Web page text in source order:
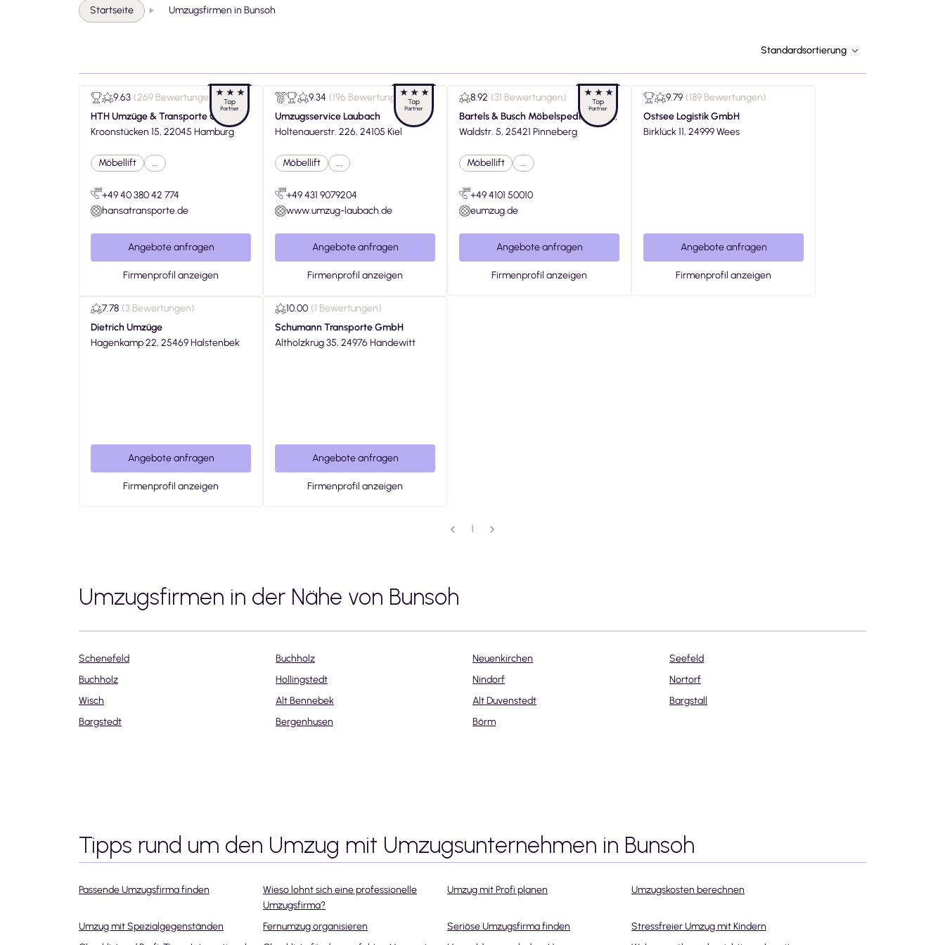
Startseite Umzugsfirmen in Bunsoh
Standardsortierung
9.63 (269 Bewertungen
)
HTH Umzüge & Transporte GmbH
Kroonstücken 15, 22045 Hamburg
Möbellift ...
+49 40 380 42 774
hansatransporte.de
Angebote anfragen
Firmenprofil anzeigen
9.34 (196 Bewertungen)
Umzugsservice Laubach
Holtenauerstr. 226, 24105 Kiel
Möbellift ...
+49 431 9079204
www.umzug-laubach.de
Angebote anfragen
Firmenprofil anzeigen
8.92 (31 Bewertungen)
Bartels & Busch Möbelspedition zu H
olstein GmbH
Waldstr. 5, 25421 Pinneberg
Möbellift ...
+49 4101 50010
eumzug.de
Angebote anfragen
Firmenprofil anzeigen
9.79 (189 Bewertungen)
Ostsee Logistik GmbH
Birklück 11, 24999 Wees
Angebote anfragen
Firmenprofil anzeigen
7.78 (3 Bewertungen)
Dietrich Umzüge
Hagenkamp 22, 25469 Halstenbek
Angebote anfragen
Firmenprofil anzeigen
10.00 (1 Bewertungen)
Schumann Transporte GmbH
Altholzkrug 35, 24976 Handewitt
Angebote anfragen
Firmenprofil anzeigen
1
Umzugsfirmen in der Nähe von Bunsoh
Schenefeld Buchholz Neuenkirchen
Seefeld
Buchholz
Hollingstedt Nindorf
Nortorf
Wisch
Alt Bennebek Alt Duvenstedt
Bargstall
Bargstedt
Bergenhusen Börm
Tipps rund um den Umzug mit Umzugsunternehmen in Bunsoh
Passende Umzugsfirma finden
Wieso lohnt sich eine professionelle
Umzugsfirma?
Umzug mit Profi planen Umzugskosten berechnen
Umzug mit Spezialgegenständen Fernumzug organisieren Seriöse Umzugsfirma finden
Stressfreier Umzug mit Kindern